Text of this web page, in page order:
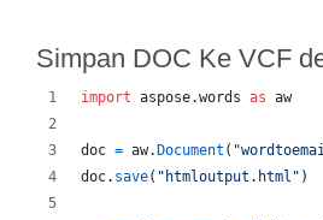
Simpan DOC Ke VCF
import aspose.words as aw
doc = aw. Document (
doc. save( "htmloutput.html" )